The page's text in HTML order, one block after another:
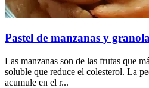
Pastel de manzanas y
Las manzanas son de las frutas que
soluble que reduce el colesterol. La
acumule en el r...